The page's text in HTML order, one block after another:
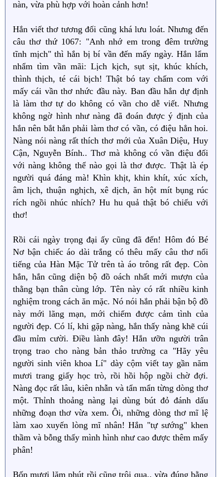
nàn, vừa phù hợp với hoàn cảnh hơn!
Hắn viết thơ tương đối cũng khá lưu loát. Nhưng đến
câu thơ thứ 1067: "Anh nhớ em trong đêm trường
tĩnh mịch" thì hắn bị bí vần đến mấy ngày. Hắn lẩm
nhẩm tìm vần mãi: Lịch kịch, sụt sịt, khúc khích,
thình thịch, té cái bịch! Thật bó tay chấm com với
mấy cái vần thơ nhức đầu này. Ban đầu hắn dự định
là làm thơ tự do không có vần cho dễ viết. Nhưng
không ngờ hình như nàng đã đoán được ý định của
hắn nên bắt hắn phải làm thơ có vần, có điệu hẳn hoi.
Nàng nói nàng rất thích thơ mới của Xuân Diệu, Huy
Cận, Nguyễn Bính.. Thơ mà không có vần điệu đối
với nàng không thể nào gọi là thơ được. Thật là ép
người quá đáng mà! Khìn khịt, khin khít, xúc xích,
âm lịch, thuận nghịch, xê dịch, ăn hột mít bụng rúc
rích ngồi nhúc nhích? Hu hu quả thật bó chiếu với
thơ!
Rồi cái ngày trọng đại ấy cũng đã đến! Hôm đó Bé
Nơ bận chiếc áo dài trắng có thêu mấy câu thơ nổi
tiếng của Hàn Mặc Tử trên tà áo trông rất đẹp. Còn
hắn, hắn cũng diện bộ đồ oách nhất mới mượn của
thằng bạn thân cùng lớp. Tên này có rất nhiều kinh
nghiệm trong cách ăn mặc. Nó nói hắn phải bận bộ đồ
này mới lãng mạn, mới chiếm được cảm tình của
người đẹp. Có lí, khi gặp nàng, hắn thấy nàng khẽ cúi
đầu mỉm cười. Điều lành đây! Hắn ưỡn người trân
trọng trao cho nàng bản thảo trường ca "Hãy yêu
người sinh viên khoa Lí" dày cộm viết tay gần năm
mươi trang giấy học trò, rồi hồi hộp ngồi chờ đợi.
Nàng đọc rất lâu, kiên nhẫn và tẩn mẩn từng dòng thơ
một. Thỉnh thoảng nàng lại dùng bút đỏ đánh dấu
những đoạn thơ vừa xem. Ôi, những dòng thơ mĩ lệ
làm xao xuyến lòng mĩ nhân! Hắn "tự sướng" khen
thầm và bỗng thấy mình hình như cao được thêm mấy
phân!
Bốn mươi lăm phút rồi cũng trôi qua.. vừa đúng bằng